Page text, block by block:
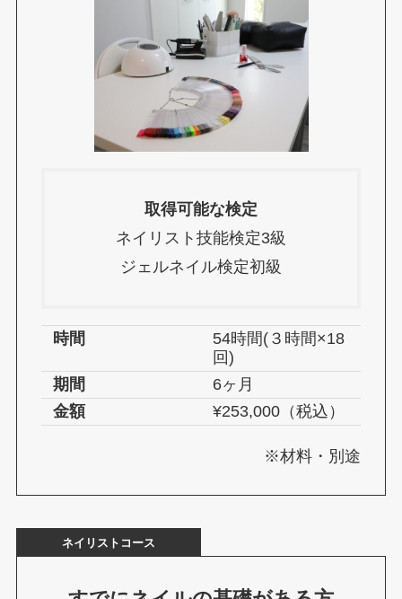
取得可能な検定
ネイリスト技能検定3級
ジェルネイル検定初級
時間
54時間(３時間×18
回)
期間
6ヶ月
金額
¥253,000（税込）
※材料・別途
ネイリストコース